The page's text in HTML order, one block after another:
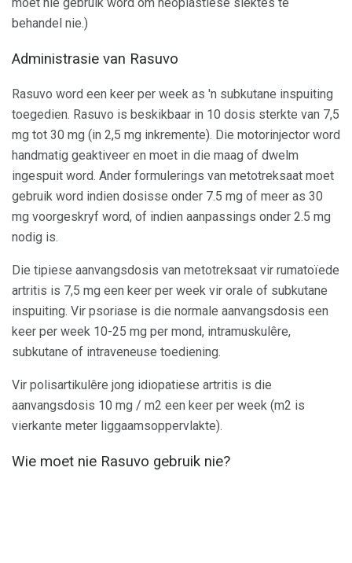
moet nie gebruik word om neoplastiese siektes te
behandel nie.)
Administrasie van Rasuvo
Rasuvo word een keer per week as 'n subkutane inspuiting
toegedien. Rasuvo is beskikbaar in 10 dosis sterkte van 7,5
mg tot 30 mg (in 2,5 mg inkremente). Die motorinjector word
handmatig geaktiveer en moet in die maag of dwelm
ingespuit word. Ander formulerings van metotreksaat moet
gebruik word indien dosisse onder 7.5 mg of meer as 30
mg voorgeskryf word, of indien aanpassings onder 2.5 mg
nodig is.
Die tipiese aanvangsdosis van metotreksaat vir rumatoïede
artritis is 7,5 mg een keer per week vir orale of subkutane
inspuiting. Vir psoriase is die normale aanvangsdosis een
keer per week 10-25 mg per mond, intramuskulêre,
subkutane of intraveneuse toediening.
Vir polisartikulêre jong idiopatiese artritis is die
aanvangsdosis 10 mg / m2 een keer per week (m2 is
vierkante meter liggaamsoppervlakte).
Wie moet nie Rasuvo gebruik nie?